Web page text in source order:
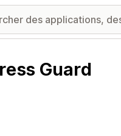
Guard